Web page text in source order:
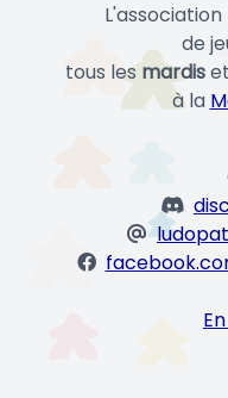
de
tous lesmardiset
à la